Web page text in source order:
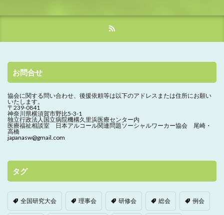
お問合せ
協会に関する問い合わせ、 後援依頼等は以下のアドレスまたは住所にお願い
いたします。
〒239-0841
神奈川県横須賀市野比5-3-1
独立行政法人国立病院機構久里浜医療センター内
医療福祉相談室 日本アルコール関連問題ソーシャルワーカー協会 尾崎・
高橋
japanasw@gmail.com
タグ
全国研究大会 理事会 研修会 総会 例会